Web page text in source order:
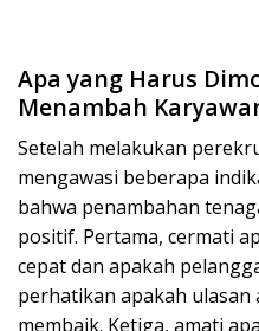
Apa yang Harus
Menambah
Setelah melakukan
mengawasi beberapa
bahwa penambahan
positif. Pertama, cermati
cepat dan apakah
perhatikan apakah
membaik. Ketiga, amati